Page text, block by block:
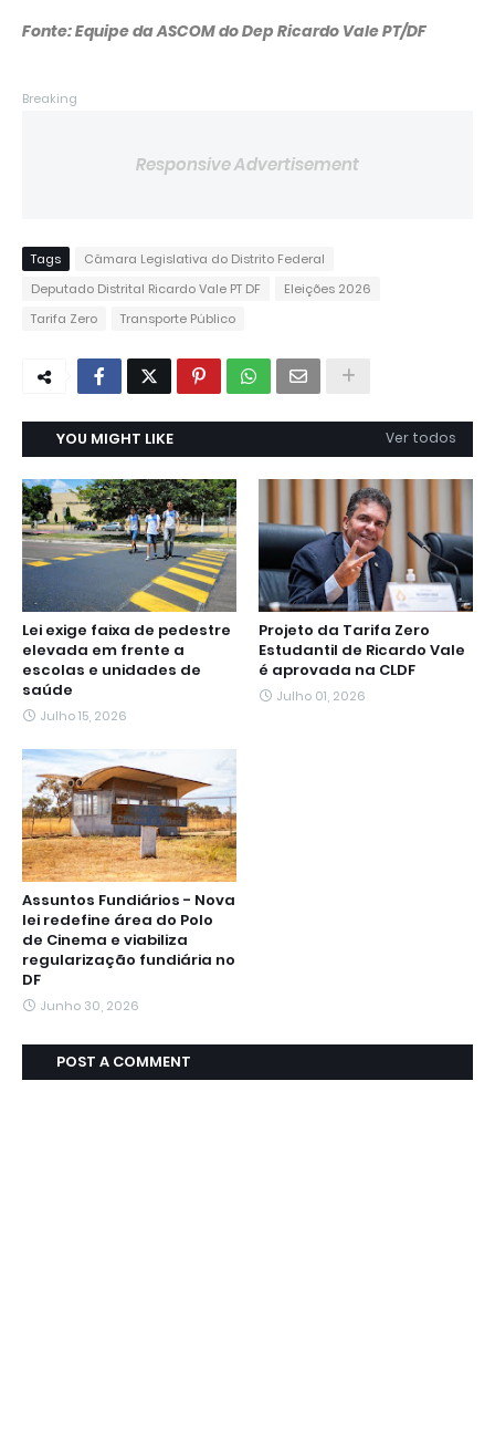
Fonte: Equipe da ASCOM do Dep Ricardo Vale PT/DF
Breaking
Responsive Advertisement
Tags
Câmara Legislativa do Distrito Federal
Deputado Distrital Ricardo Vale PT DF
Eleições 2026
Tarifa Zero
Transporte Público
YOU MIGHT LIKE Ver todos
Lei exige faixa de pedestre
elevada em frente a
escolas e unidades de
saúde
Julho 15, 2026
Projeto da Tarifa Zero
Estudantil de Ricardo Vale
é aprovada na CLDF
Julho 01, 2026
Assuntos Fundiários - Nova
lei redefine área do Polo
de Cinema e viabiliza
regularização fundiária no
DF
Junho 30, 2026
POST A COMMENT